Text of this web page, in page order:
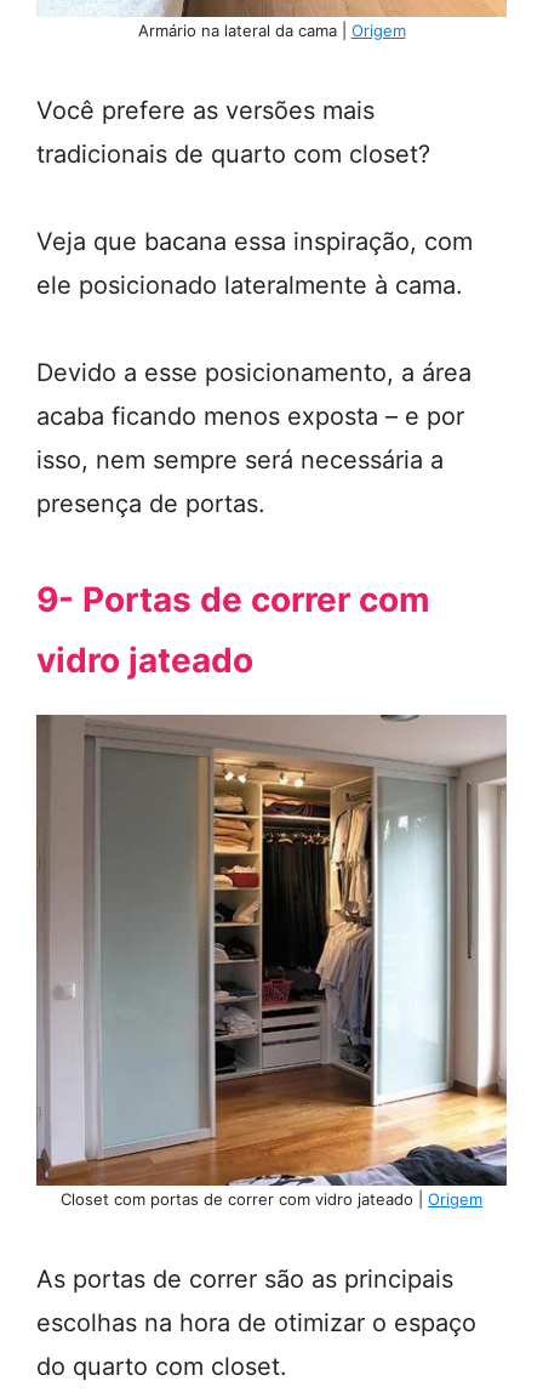
Armário na lateral da cama | Origem
Você prefere as versões mais
tradicionais de quarto com closet?
Veja que bacana essa inspiração, com
ele posicionado lateralmente à cama.
Devido a esse posicionamento, a área
acaba ficando menos exposta – e por
isso, nem sempre será necessária a
presença de portas.
9- Portas de correr com
vidro jateado
Closet com portas de correr com vidro jateado | Origem
As portas de correr são as principais
escolhas na hora de otimizar o espaço
do quarto com closet.